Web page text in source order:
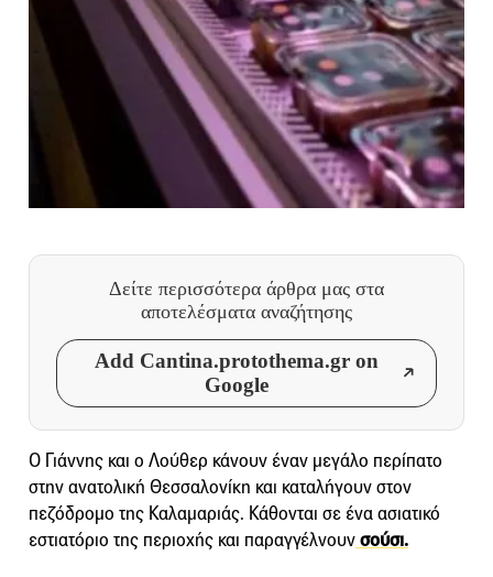
Δείτε περισσότερα άρθρα μας στα
αποτελέσματα αναζήτησης
Add Cantina.protothema.gr on
Google
Ο Γιάννης και ο Λούθερ κάνουν έναν μεγάλο περίπατο
στην ανατολική Θεσσαλονίκη και καταλήγουν στον
πεζόδρομο της Καλαμαριάς. Κάθονται σε ένα ασιατικό
εστιατόριο της περιοχής και παραγγέλνουνσούσι.